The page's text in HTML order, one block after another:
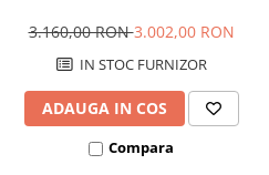
3.160,00 RON3.002,00 RON
IN STOC FURNIZOR
ADAUGA IN COS
Compara